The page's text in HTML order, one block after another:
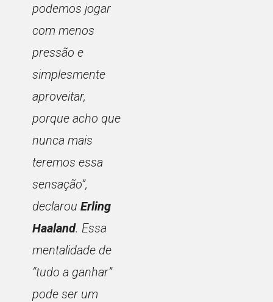
podemos jogar
com menos
pressão e
simplesmente
aproveitar,
porque acho que
nunca mais
teremos essa
sensação”,
declarou Erling
Haaland. Essa
mentalidade de
“tudo a ganhar”
pode ser um